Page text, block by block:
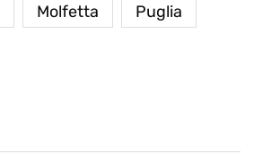
Molfetta
Puglia